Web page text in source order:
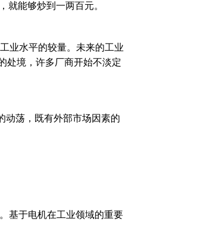
能够炒到一两百元。
业水平的较量。未来的工业
处境，许多厂商开始不淡定
荡，既有外部市场因素的
基于电机在工业领域的重要